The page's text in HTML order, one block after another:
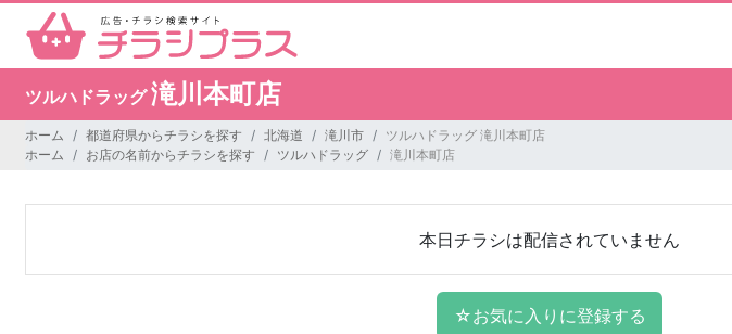
ツルハドラッグ滝川本町店
ホーム 都道府県からチラシを探す 北海道 滝川市
ツルハドラッグ 滝川本町店
ホーム
お店の名前からチラシを探す ツルハドラッグ 滝川本町店
本日チラシは配信されていません